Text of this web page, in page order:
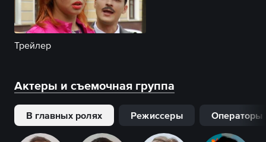
Трейлер
Актеры и съемочная группа
В главных ролях Режиссеры Операторы